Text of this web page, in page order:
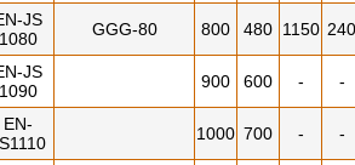
JS
1080
GGG-80 800 480 1150 240
JS
1090
900 600 - -
EN-
1000 700 - -